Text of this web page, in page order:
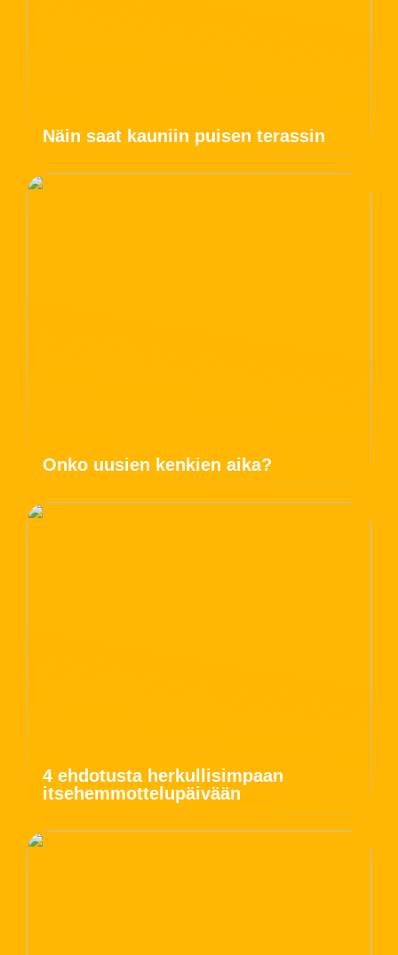
Näin saat kauniin puisen terassin
Onko uusien kenkien aika?
4 ehdotusta herkullisimpaan
itsehemmottelupäivään